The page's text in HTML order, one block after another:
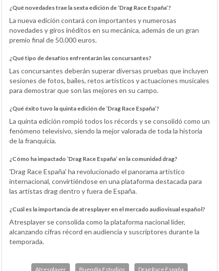
¿Qué novedades trae la sexta edición de ‘Drag Race España’?
La nueva edición contará con importantes y numerosas
novedades y giros inéditos en su mecánica, además de un gran
premio final de 50.000 euros.
¿Qué tipo de desafíos enfrentarán las concursantes?
Las concursantes deberán superar diversas pruebas que incluyen
sesiones de fotos, bailes, retos artísticos y actuaciones musicales
para demostrar que son las mejores en su campo.
¿Qué éxito tuvo la quinta edición de ‘Drag Race España’?
La quinta edición rompió todos los récords y se consolidó como un
fenómeno televisivo, siendo la mejor valorada de toda la historia
de la franquicia.
¿Cómo ha impactado ‘Drag Race España’ en la comunidad drag?
'Drag Race España' ha revolucionado el panorama artístico
internacional, convirtiéndose en una plataforma destacada para
las artistas drag dentro y fuera de España.
¿Cuál es la importancia de atresplayer en el mercado audiovisual español?
Atresplayer se consolida como la plataforma nacional líder,
alcanzando cifras récord en audiencia y suscriptores durante la
temporada.
Atresplayer Buendía Estudios Drag Race España